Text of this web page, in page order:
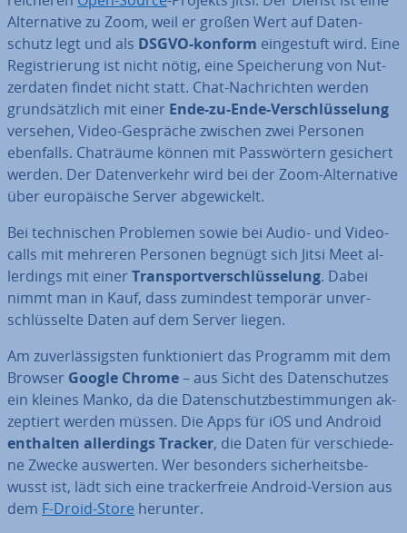
Al­ter­na­ti­ve zu Zoom, weil er großen Wert auf Da­ten­
schutz legt und als DSGVO-konform ein­ge­stuft wird. Eine
Re­gis­trie­rung ist nicht nötig, eine Spei­che­rung von Nut­
zer­da­ten findet nicht statt. Chat-Nach­rich­ten werden
grund­sätz­lich mit einer Ende-zu-Ende-Ver­schlüs­se­lung
versehen, Video-Gespräche zwischen zwei Personen
ebenfalls. Chaträume können mit Pass­wör­tern gesichert
werden. Der Da­ten­ver­kehr wird bei der Zoom-Al­ter­na­ti­ve
über eu­ro­päi­sche Server ab­ge­wi­ckelt.
Bei tech­ni­schen Problemen sowie bei Audio- und Vi­deo­
calls mit mehreren Personen begnügt sich Jitsi Meet al­
ler­dings mit einer Trans­port­ver­schlüs­se­lung. Dabei
nimmt man in Kauf, dass zumindest temporär un­ver­
schlüs­sel­te Daten auf dem Server liegen.
Am zu­ver­läs­sigs­ten funk­tio­niert das Programm mit dem
Browser Google Chrome– aus Sicht des Da­ten­schut­zes
ein kleines Manko, da die Da­ten­schutz­be­stim­mun­gen ak­
zep­tiert werden müssen. Die Apps für iOS und Android
enthalten al­ler­dings Tracker, die Daten für ver­schie­de­
ne Zwecke auswerten. Wer besonders si­cher­heits­be­
wusst ist, lädt sich eine tra­cker­freie Android-Version aus
dem F-Droid-Store herunter.